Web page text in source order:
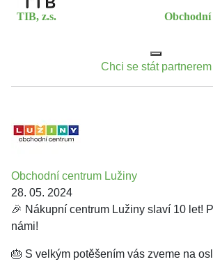
TIB, z.s.
Chci se stát partnerem
Obchodní centrum Lužiny
28. 05. 2024
🎉 Nákupní centrum Lužiny slaví 10 let!
námi!
🎂 S velkým potěšením vás zveme na